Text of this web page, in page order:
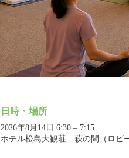
日時・場所
2026年8月14日 6:30 – 7:15
ホテル松島大観荘 萩の間（ロビ